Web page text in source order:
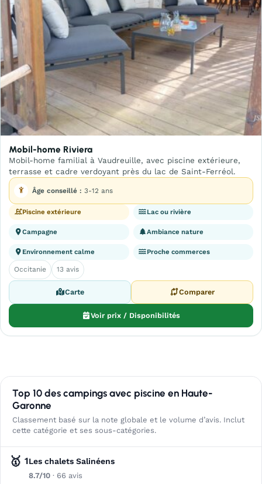
Mobil-home Riviera
Mobil-home familial à Vaudreuille, avec piscine extérieure,
terrasse et cadre verdoyant près du lac de Saint-Ferréol.
Âge conseillé : 3-12 ans
Piscine extérieure Lac ou rivière
Campagne Ambiance nature
Environnement calme Proche commerces
Occitanie 13 avis
Carte Comparer
Voir prix / Disponibilités
Top 10 des campings avec piscine en Haute-
Garonne
Classement basé sur la note globale et le volume d’avis. Inclut
cette catégorie et ses sous-catégories.
🥇 1Les chalets Salinéens
8.7/10 · 66 avis